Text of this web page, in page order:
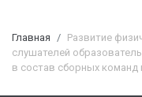
Главная
Развитие
слушателей
в состав сборных команд